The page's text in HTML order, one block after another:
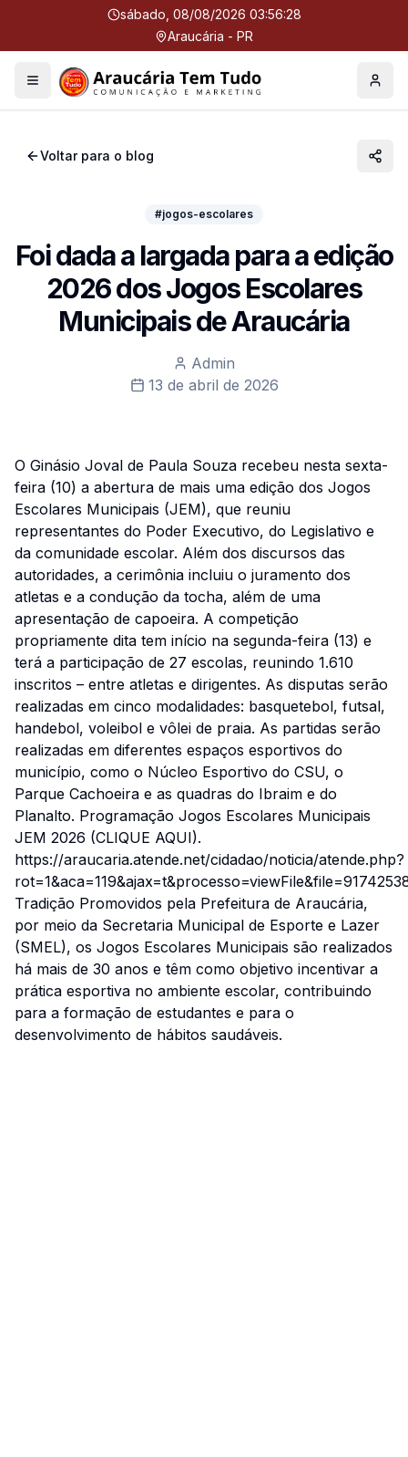
sábado, 08/08/2026 03:56:29
Araucária - PR
Menu Perfil
Voltar para o blog
#jogos-escolares
Foi dada a largada para a edição
2026 dos Jogos Escolares
Municipais de Araucária
Admin
13 de abril de 2026
O Ginásio Joval de Paula Souza recebeu nesta sexta-
feira (10) a abertura de mais uma edição dos Jogos
Escolares Municipais (JEM), que reuniu
representantes do Poder Executivo, do Legislativo e
da comunidade escolar. Além dos discursos das
autoridades, a cerimônia incluiu o juramento dos
atletas e a condução da tocha, além de uma
apresentação de capoeira. A competição
propriamente dita tem início na segunda-feira (13) e
terá a participação de 27 escolas, reunindo 1.610
inscritos – entre atletas e dirigentes. As disputas serão
realizadas em cinco modalidades: basquetebol, futsal,
handebol, voleibol e vôlei de praia. As partidas serão
realizadas em diferentes espaços esportivos do
município, como o Núcleo Esportivo do CSU, o
Parque Cachoeira e as quadras do Ibraim e do
Planalto. Programação Jogos Escolares Municipais
JEM 2026 (CLIQUE AQUI).
https://araucaria.atende.net/cidadao/noticia/atende.php?
Tradição Promovidos pela Prefeitura de Araucária,
por meio da Secretaria Municipal de Esporte e Lazer
(SMEL), os Jogos Escolares Municipais são realizados
há mais de 30 anos e têm como objetivo incentivar a
prática esportiva no ambiente escolar, contribuindo
para a formação de estudantes e para o
desenvolvimento de hábitos saudáveis.